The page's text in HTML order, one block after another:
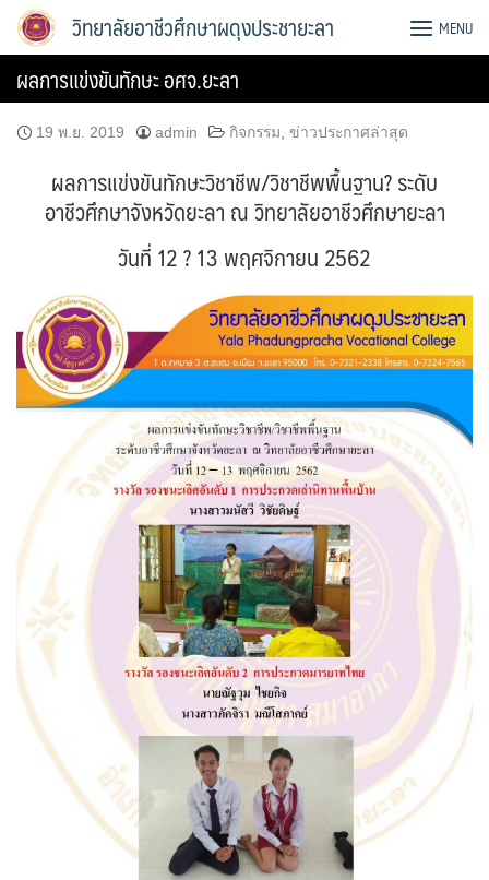
Skip
วิทยาลัยอาชีวศึกษาผดุงประชายะลา MENU
ผลการแข่งขันทักษะ อศจ.ยะลา
19 พ.ย. 2019 admin กิจกรรม ข่าวประกาศล่าสุด
ผลการแข่งขันทักษะวิชาชีพ/วิชาชีพพื้นฐาน? ระดับ
อาชีวศึกษาจังหวัดยะลา ณ วิทยาลัยอาชีวศึกษายะลา
วันที่ 12 ? 13 พฤศจิกายน 2562